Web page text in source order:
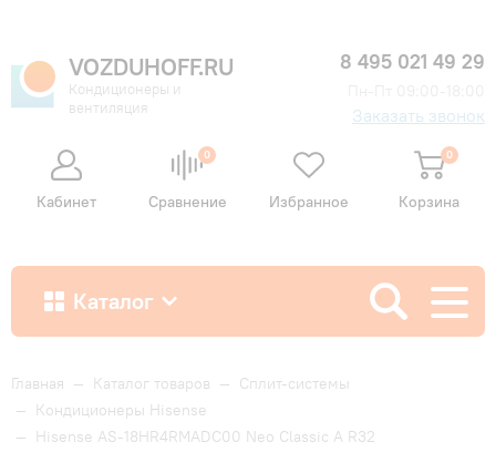
VOZDUHOFF.RU
Кондиционеры и
вентиляция
8 495 021 49 29
Заказать звонок
Кабинет
0
Сравнение Избранное
0
Корзина
Каталог
Как купить
Доставка и оплата
Главная — Каталог товаров — Сплит-системы
— Кондиционеры Hisense
— Hisense AS-18HR4RMADC00 Neo Classic A R32